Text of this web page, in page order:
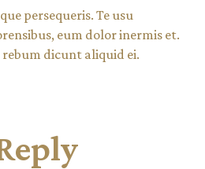
persequeris. Te usu
eum dolor inermis et.
rebum dicunt aliquid ei.